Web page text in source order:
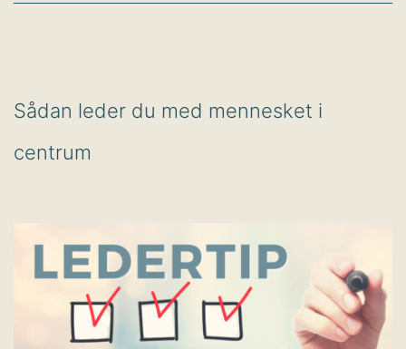
Sådan leder du med mennesket i
centrum